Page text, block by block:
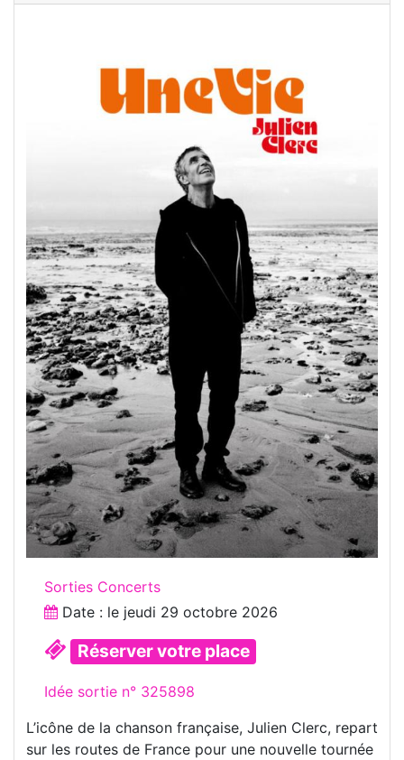
Sorties Concerts
Date : le jeudi 29 octobre 2026
Réserver votre place
Idée sortie n° 325898
L’icône de la chanson française, Julien Clerc, repart
sur les routes de France pour une nouvelle tournée